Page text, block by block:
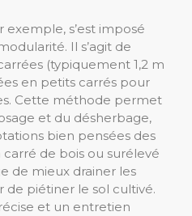
s’est imposé
Il s’agit de
(typiquement 1,2 m
en petits carrés pour
Cette méthode permet
et du désherbage,
bien pensées des
de bois ou surélevé
de mieux drainer les
de piétiner le sol cultivé.
et un entretien